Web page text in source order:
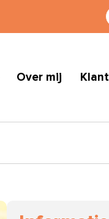
Over mij